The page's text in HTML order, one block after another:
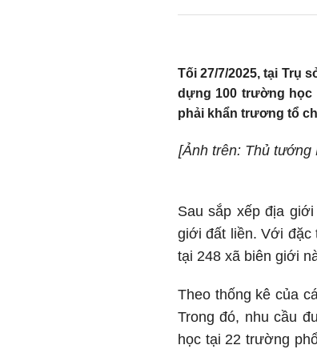
Tối 27/7/2025, tại Trụ
dựng 100 trường học
phải khẩn trương tổ
[Ảnh trên: Thủ tướng
Sau sắp xếp địa
giới đất liền. Với đặc
tại 248 xã biên giới
Theo thống kê của
Trong đó, nhu cầu
học tại 22 trường